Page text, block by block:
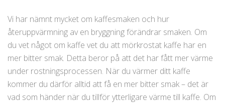
Vi har nämnt mycket om kaffesmaken och hur
återuppvärmning av en bryggning förändrar smaken. Om
du vet något om kaffe vet du att mörkrostat kaffe har en
mer bitter smak. Detta beror på att det har fått mer värme
under rostningsprocessen. När du värmer ditt kaffe
kommer du därför alltid att få en mer bitter smak – det är
vad som händer när du tillför ytterligare värme till kaffe. Om